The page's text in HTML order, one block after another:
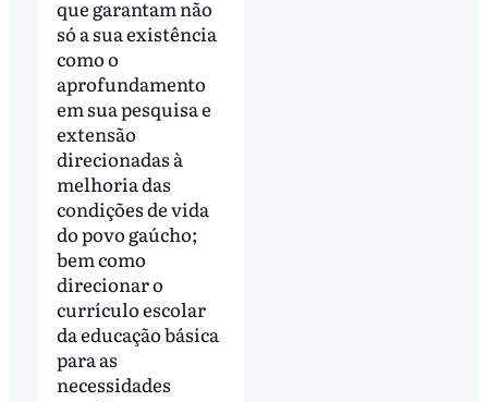
que garantam não
só a sua existência
como o
aprofundamento
em sua pesquisa e
extensão
direcionadas à
melhoria das
condições de vida
do povo gaúcho;
bem como
direcionar o
currículo escolar
da educação básica
para as
necessidades